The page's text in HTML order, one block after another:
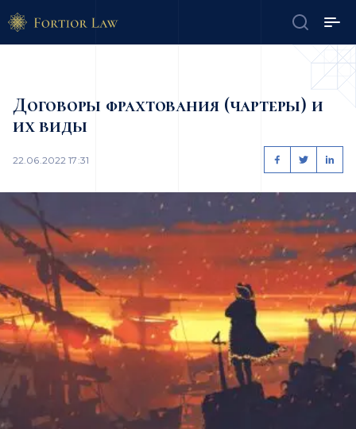
Договоры фрахтования (чартеры) и
их виды
22.06.2022 17:31